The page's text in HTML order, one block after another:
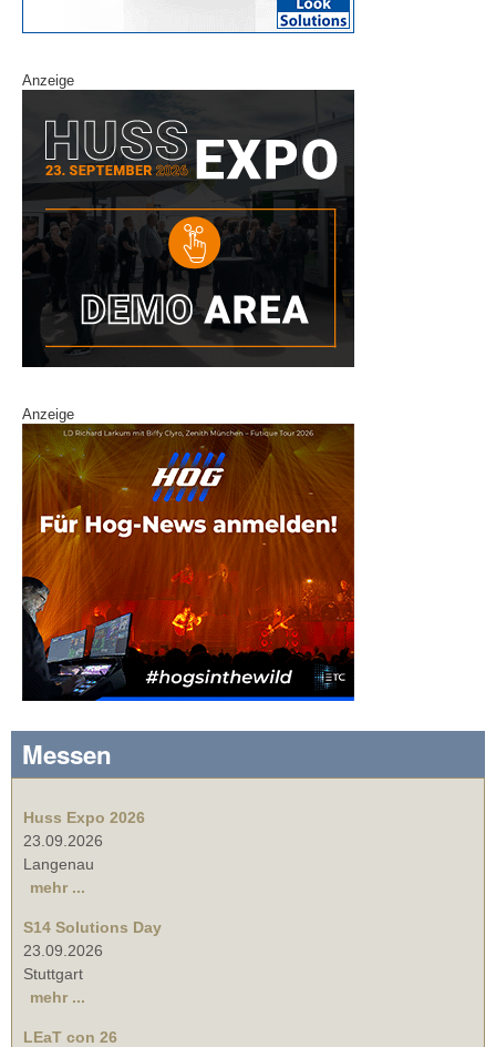
Anzeige
Anzeige
Messen
Huss Expo 2026
23.09.2026
Langenau
mehr ...
S14 Solutions Day
23.09.2026
Stuttgart
mehr ...
LEaT con 26